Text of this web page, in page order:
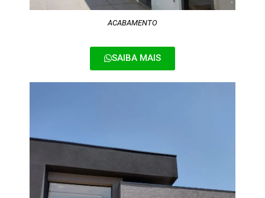
ACABAMENTO
SAIBA MAIS